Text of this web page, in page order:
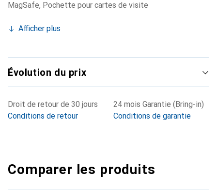
MagSafe, Pochette pour cartes de visite
Afficher plus
Évolution du prix
Droit de retour de 30 jours
Conditions de retour
24 mois Garantie (Bring-in)
Conditions de garantie
Comparer les produits